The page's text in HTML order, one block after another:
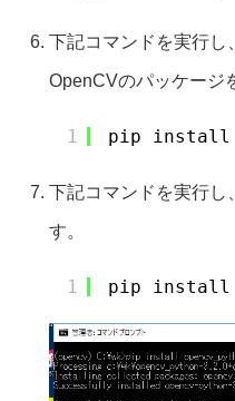
下記コマンドを実行し
OpenCVのパッケージ
1 pip install
下記コマンドを実行し
す。
1 pip install